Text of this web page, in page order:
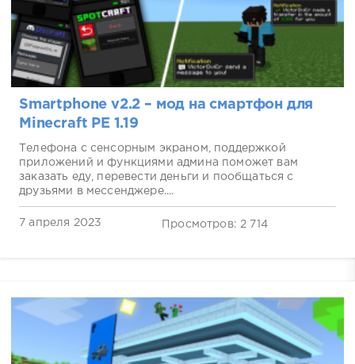
Smartphone v2.2 – мод на смартфон для
Minecraft PE 1.19
Телефона с сенсорным экраном, поддержкой
приложений и функциями админа поможет вам
заказать еду, перевести деньги и пообщаться с
друзьями в мессенджере....
7 апреля 2023 Просмотров: 2 714